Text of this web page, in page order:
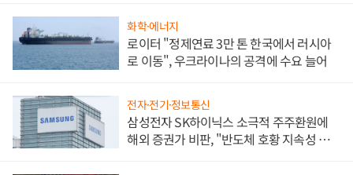
화학·에너지
로이터 "정제연료 3만 톤 한국에서 러시아
로 이동", 우크라이나의 공격에 수요 늘어
전자·전기·정보통신
삼성전자 SK하이닉스 소극적 주주환원에
해외 증권가 비판, "반도체 호황 지속성 의